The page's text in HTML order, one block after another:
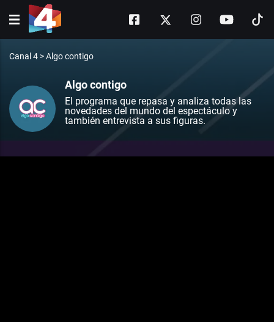
Canal 4 >Algo contigo
Algo contigo
El programa que repasa y analiza todas las
novedades del mundo del espectáculo y
también entrevista a sus figuras.